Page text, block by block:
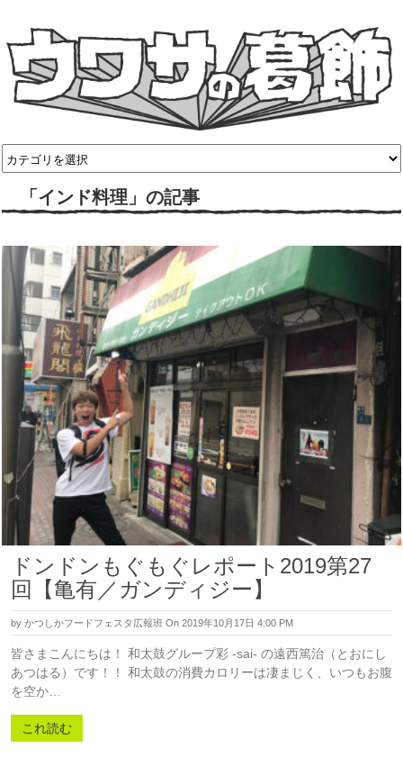
「インド料理」の記事
ドンドンもぐもぐレポート2019第27
回【亀有／ガンディジー】
by かつしかフードフェスタ広報班 On 2019年10月17日 4:00 PM
皆さまこんにちは！ 和太鼓グループ彩 -sai- の遠西篤治（とおにし
あつはる）です！！ 和太鼓の消費カロリーは凄まじく、いつもお腹
を空か…
これ読む